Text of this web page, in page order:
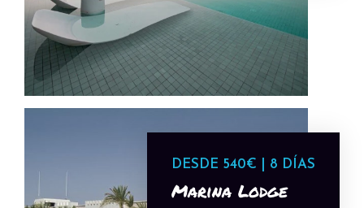
DESDE 540€ | 8 DÍAS
Marina Lodge